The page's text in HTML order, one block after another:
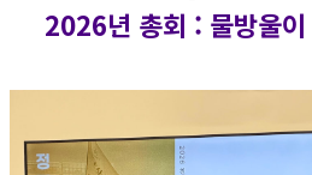
2026년 총회 : 물방울